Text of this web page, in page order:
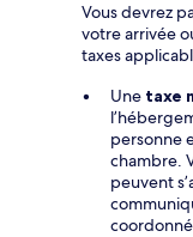
Vous devrez
votre arrivée
taxes
Une taxe
personne
chambre.
peuvent